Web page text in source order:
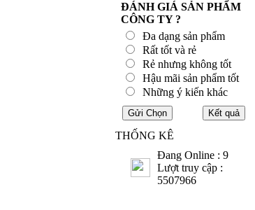
ĐÁNH GIÁ SẢN PHẨM
CÔNG TY ?
Đa dạng sản phẩm
Rất tốt và rẻ
Rẻ nhưng không tốt
Hậu mãi sản phẩm tốt
Những ý kiến khác
THỐNG KÊ
Đang Online : 9
Lượt truy cập :
5507966